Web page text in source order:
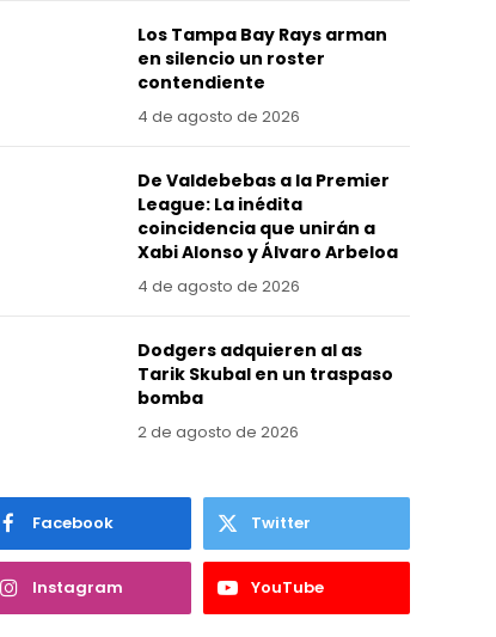
Los Tampa Bay Rays arman
en silencio un roster
contendiente
4 de agosto de 2026
De Valdebebas a la Premier
League: La inédita
coincidencia que unirán a
Xabi Alonso y Álvaro Arbeloa
4 de agosto de 2026
Dodgers adquieren al as
Tarik Skubal en un traspaso
bomba
2 de agosto de 2026
Facebook Twitter
Instagram YouTube